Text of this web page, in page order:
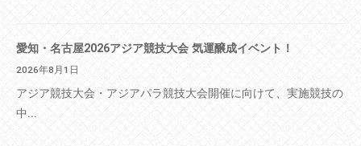
愛知・名古屋2026アジア競技大会 気運醸成イベント！
2026年8月1日
アジア競技大会・アジアパラ競技大会開催に向けて、実施競技の
中...